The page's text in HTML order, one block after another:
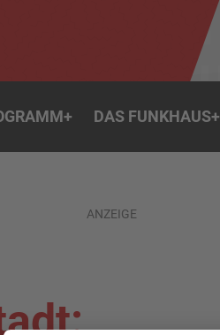
+ DAS FUNKHAUS+
ANZEIGE